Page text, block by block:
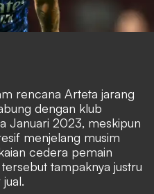
rencana Arteta jarang
dengan klub
Januari 2023, meskipun
menjelang musim
cedera pemain
tampaknya justru